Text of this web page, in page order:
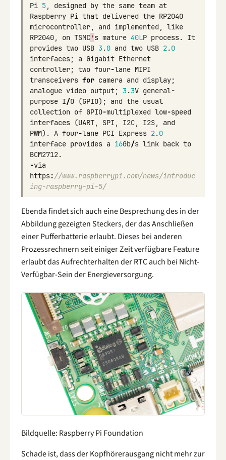
Pi 5 designed by the same team at
Raspberry Pi that delivered the RP2040
microcontroller
and implemented
like
RP2040
on TSMC’s mature 40LP process.
It
provides two USB 3.0 and two USB 2.0
interfaces; a Gigabit Ethernet
controller; two four-lane MIPI
transceivers for camera and display;
analogue video output; 3.3V general-
purpose I/O (GPIO); and the usual
collection of GPIO-multiplexed low-speed
interfaces (UART SPI I2C I2S
and
PWM). A four-lane PCI Express 2.0
interface provides a 16Gb/s link back to
BCM2712.
-via
https: //www.raspberrypi.com/news/introduc
ing-raspberry-pi-5/
Ebenda findet sich auch eine Besprechung des in der
Abbildung gezeigten Steckers, der das Anschließen
einer Pufferbatterie erlaubt. Dieses bei anderen
Prozessrechnern seit einiger Zeit verfügbare Feature
erlaubt das Aufrechterhalten der RTC auch bei Nicht-
Verfügbar-Sein der Energieversorgung.
Bildquelle: Raspberry Pi Foundation
Schade ist, dass der Kopfhörerausgang nicht mehr zur